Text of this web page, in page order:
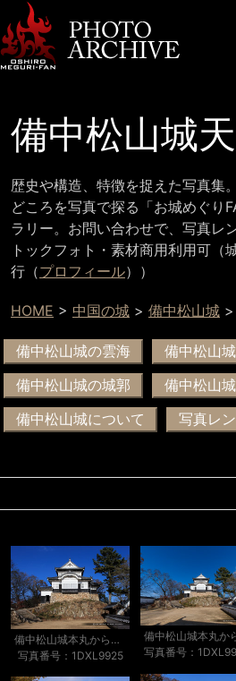
備中松山城
歴史や構造、特徴を捉えた写真集
どころを写真で探る「お城めぐり
ラリー。お問い合わせで、写真レ
トックフォト・素材商用利用可
行（プロフィール））
HOME > 中国の城 > 備中松山城 >
備中松山城の雲海 備中松山
備中松山城の城郭 備中松山
備中松山城について 写真レ
備中松山城本丸から望む天守
写真番号：1DXL9925